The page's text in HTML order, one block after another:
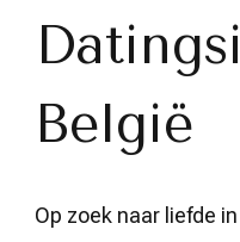
België
Op zoek naar liefde